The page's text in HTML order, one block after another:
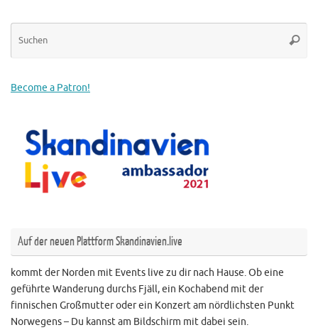
Become a Patron!
Auf der neuen Plattform Skandinavien.live
kommt der Norden mit Events live zu dir nach Hause. Ob eine
geführte Wanderung durchs Fjäll, ein Kochabend mit der
finnischen Großmutter oder ein Konzert am nördlichsten Punkt
Norwegens – Du kannst am Bildschirm mit dabei sein.